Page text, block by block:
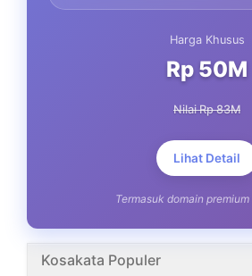
Harga Khusus
Rp 50M
Nilai Rp 83M
Lihat Detail
Termasuk domain
Kosakata Populer